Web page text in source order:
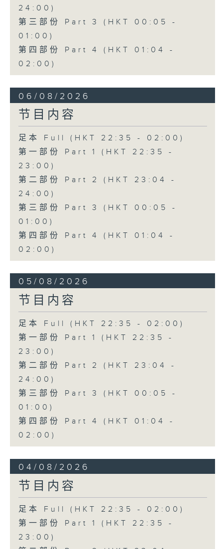
24:00)
第三部份 Part 3 (HKT 00:05 -
01:00)
第四部份 Part 4 (HKT 01:04 -
02:00)
06/08/2026
节目内容
足本 Full (HKT 22:35 - 02:00)
第一部份 Part 1 (HKT 22:35 -
23:00)
第二部份 Part 2 (HKT 23:04 -
24:00)
第三部份 Part 3 (HKT 00:05 -
01:00)
第四部份 Part 4 (HKT 01:04 -
02:00)
05/08/2026
节目内容
足本 Full (HKT 22:35 - 02:00)
第一部份 Part 1 (HKT 22:35 -
23:00)
第二部份 Part 2 (HKT 23:04 -
24:00)
第三部份 Part 3 (HKT 00:05 -
01:00)
第四部份 Part 4 (HKT 01:04 -
02:00)
04/08/2026
节目内容
足本 Full (HKT 22:35 - 02:00)
第一部份 Part 1 (HKT 22:35 -
23:00)